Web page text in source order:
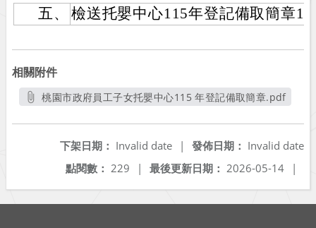
五、
檢送托嬰中心115年登記備取簡章1
相關附件
桃園市政府員工子女托嬰中心115 年登記備取簡章.pdf
發佈日期： Invalid date
下架日期： Invalid date
|
最後更新日期： 2026-05-14 |
點閱數： 229 |